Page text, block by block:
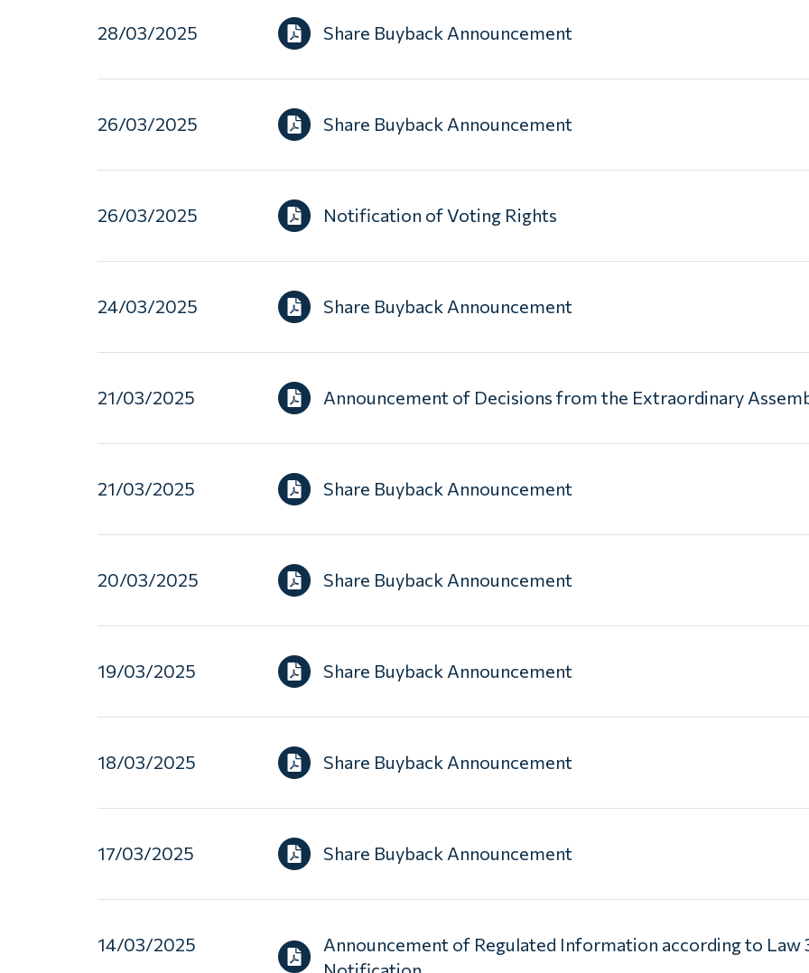
28/03/2025 Share Buyback Announcement
26/03/2025 Share Buyback Announcement
26/03/2025 Notification of Voting Rights
24/03/2025 Share Buyback Announcement
21/03/2025 Announcement of Decisions from the Extraordinary
21/03/2025 Share Buyback Announcement
20/03/2025 Share Buyback Announcement
19/03/2025 Share Buyback Announcement
18/03/2025 Share Buyback Announcement
17/03/2025 Share Buyback Announcement
14/03/2025
Announcement of Regulated Information according to Law